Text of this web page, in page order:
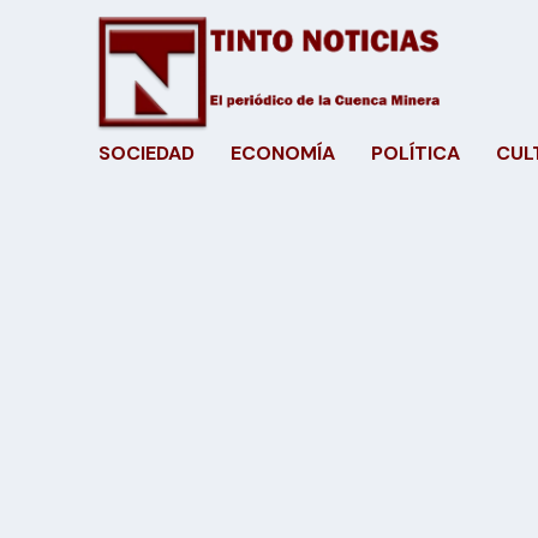
SOCIEDAD ECONOMÍA POLÍTICA